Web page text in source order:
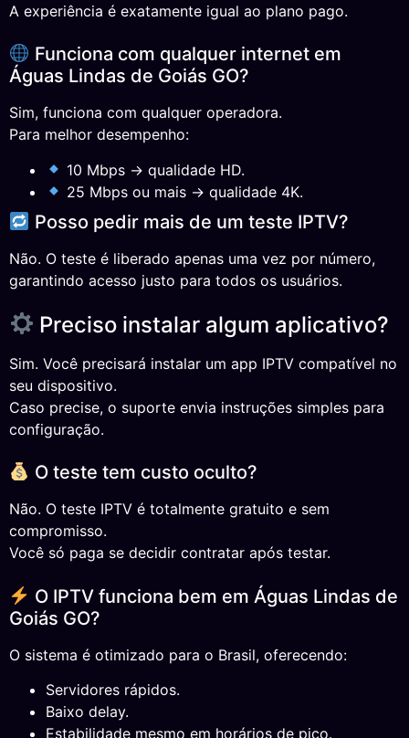
A experiência é exatamente igual ao plano pago.
Funciona com qualquer internet em
Águas Lindas de Goiás GO?
Sim, funciona com qualquer operadora.
Para melhor desempenho:
10 Mbps → qualidade HD.
25 Mbps ou mais → qualidade 4K.
Posso pedir mais de um teste IPTV?
Não. O teste é liberado apenas uma vez por número,
garantindo acesso justo para todos os usuários.
Preciso instalar algum aplicativo?
Sim. Você precisará instalar um app IPTV compatível no
seu dispositivo.
Caso precise, o suporte envia instruções simples para
configuração.
O teste tem custo oculto?
Não. O teste IPTV é totalmente gratuito e sem
compromisso.
Você só paga se decidir contratar após testar.
O IPTV funciona bem em Águas Lindas de
Goiás GO?
O sistema é otimizado para o Brasil, oferecendo:
Servidores rápidos.
Baixo delay.
Estabilidade mesmo em horários de pico.